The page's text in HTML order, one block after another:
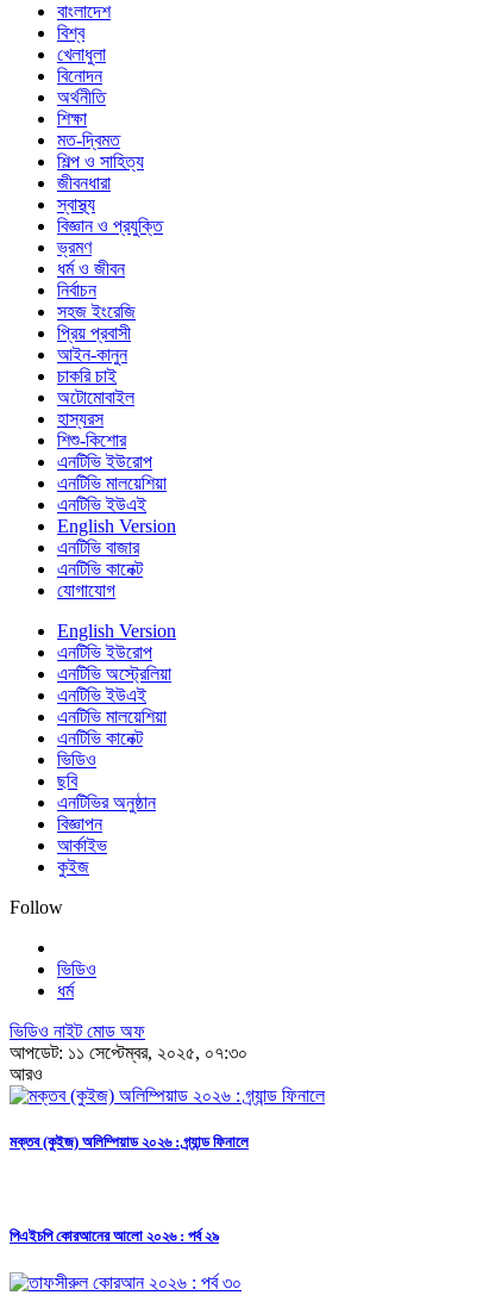
বাংলাদেশ
বিশ্ব
খেলাধুলা
বিনোদন
অর্থনীতি
শিক্ষা
মত-দ্বিমত
শিল্প ও সাহিত্য
জীবনধারা
স্বাস্থ্য
বিজ্ঞান ও প্রযুক্তি
ভ্রমণ
ধর্ম ও জীবন
নির্বাচন
সহজ ইংরেজি
প্রিয় প্রবাসী
আইন-কানুন
চাকরি চাই
অটোমোবাইল
হাস্যরস
শিশু-কিশোর
এনটিভি ইউরোপ
এনটিভি মালয়েশিয়া
এনটিভি ইউএই
English Version
এনটিভি বাজার
এনটিভি কানেক্ট
যোগাযোগ
English Version
এনটিভি ইউরোপ
এনটিভি অস্ট্রেলিয়া
এনটিভি ইউএই
এনটিভি মালয়েশিয়া
এনটিভি কানেক্ট
ভিডিও
ছবি
এনটিভির অনুষ্ঠান
বিজ্ঞাপন
আর্কাইভ
কুইজ
Follow
ভিডিও
ধর্ম
ভিডিও নাইট মোড অফ
আপডেট: ১১ সেপ্টেম্বর, ২০২৫, ০৭:৩০
আরও
মক্তব (কুইজ) অলিম্পিয়াড ২০২৬ : গ্র্যান্ড ফিনালে
পিএইচপি কোরআনের আলো ২০২৬ : পর্ব ২৯